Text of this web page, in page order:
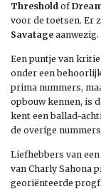
Threshold of
voor de toetsen. Er
Savatage aanwezig.
Een puntje van
onder een
prima nummers,
opbouw kennen, is
kent een ballad-
de overige
Liefhebbers van
van Charly Sahona
georiënteerde